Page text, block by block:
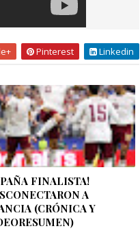
Pinterest Linkedin
FINALISTA!
A
(CRÓNICA Y